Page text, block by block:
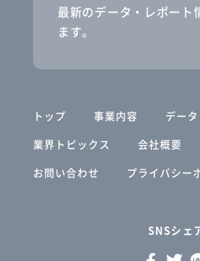
最新のデータ・レポート
ます。
トップ 事業内容
デー
業界トピックス
会社概要
お問い合わせ
プライバシー
SNSシェ